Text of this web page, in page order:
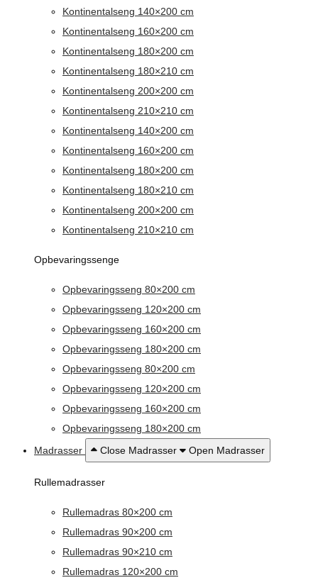
Kontinentalseng 140×200 cm
Kontinentalseng 160×200 cm
Kontinentalseng 180×200 cm
Kontinentalseng 180×210 cm
Kontinentalseng 200×200 cm
Kontinentalseng 210×210 cm
Kontinentalseng 140×200 cm
Kontinentalseng 160×200 cm
Kontinentalseng 180×200 cm
Kontinentalseng 180×210 cm
Kontinentalseng 200×200 cm
Kontinentalseng 210×210 cm
Opbevaringssenge
Opbevaringsseng 80×200 cm
Opbevaringsseng 120×200 cm
Opbevaringsseng 160×200 cm
Opbevaringsseng 180×200 cm
Opbevaringsseng 80×200 cm
Opbevaringsseng 120×200 cm
Opbevaringsseng 160×200 cm
Opbevaringsseng 180×200 cm
Madrasser
Close Madrasser Open Madrasser
Rullemadrasser
Rullemadras 80×200 cm
Rullemadras 90×200 cm
Rullemadras 90×210 cm
Rullemadras 120×200 cm